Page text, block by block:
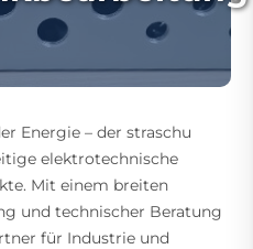
Energie – der straschu
elektrotechnische
Mit einem breiten
und technischer Beratung
für Industrie und